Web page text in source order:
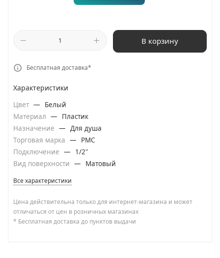
В корзину
Бесплатная доставка*
Характеристики
Цвет —
Белый
Материал —
Пластик
Назначение — Для душа
Торговая марка —
РМС
Подключение —
1/2"
Вид поверхности — Матовый
Все характеристики
Цена действительна только для интернет-магазина и может
отличаться от цен в розничных магазинах
* Бесплатная доставка до пунктов выдачи